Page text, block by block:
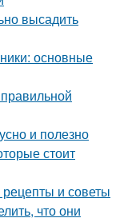
высадить
основные
и полезно
стоит
и советы
что они